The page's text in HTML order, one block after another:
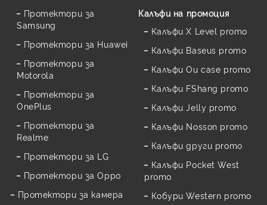
Протектори за
Samsung
Протектори за Huawei
Протектори за
Motorola
Протектори за
OnePlus
Протектори за
Realme
Протектори за LG
Протектори за Oppo
Протектори за камера
Калъфи на промоция
Калъфи X Level promo
Калъфи Baseus promo
Калъфи Ou case promo
Калъфи FShang promo
Калъфи Jelly promo
Калъфи Nosson promo
Калъфи други promo
Калъфи Pocket West
promo
Кобури Western promo